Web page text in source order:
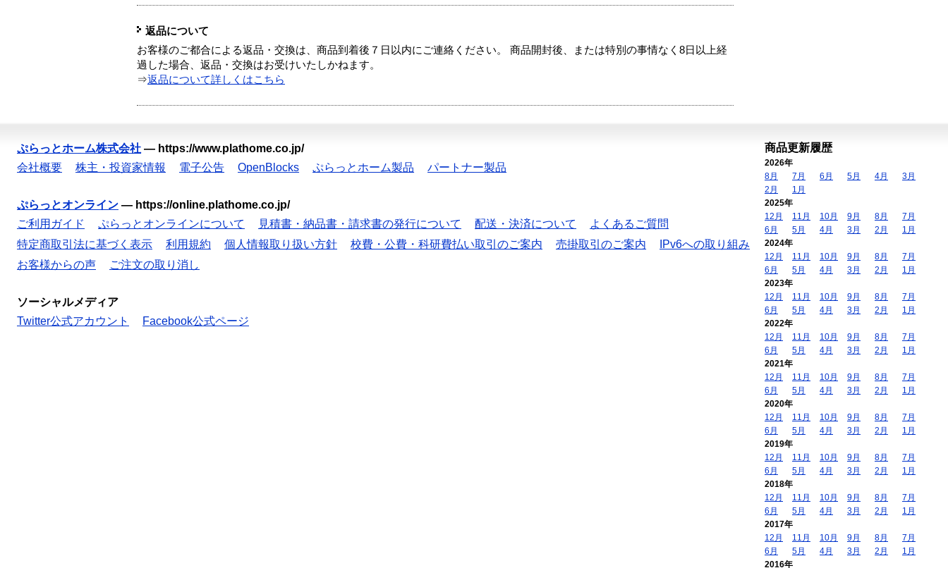
返品について
お客様のご都合による返品・交換は、商品到着後７日以内にご連絡ください。 商品開封後、または特別の事情なく8日以上経
過した場合、返品・交換はお受けいたしかねます。
⇒返品について詳しくはこちら
ぷらっとホーム株式会社 — https://www.plathome.co.jp/
会社概要
株主・投資家情報 電子公告 OpenBlocks ぷらっとホーム製品 パートナー製品
ぷらっとオンライン — https://online.plathome.co.jp/
ご利用ガイド
ぷらっとオンラインについて 見積書・納品書・請求書の発行について 配送・決済について
よくあるご質問
特定商取引法に基づく表示
利用規約 個人情報取り扱い方針 校費・公費・科研費払い取引のご案内 売掛取引のご案内
IPv6への取り組み
お客様からの声
ご注文の取り消し
ソーシャルメディア
Twitter公式アカウント
Facebook公式ページ
商品更新履歴
2026年
8月
7月 6月 5月 4月
3月
2月
1月
2025年
12月
11月 10月 9月 8月
7月
6月
5月 4月 3月 2月
1月
2024年
12月
11月 10月 9月 8月
7月
6月
5月 4月 3月 2月
1月
2023年
12月
11月 10月 9月 8月
7月
6月
5月 4月 3月 2月
1月
2022年
12月
11月 10月 9月 8月
7月
6月
5月 4月 3月 2月
1月
2021年
12月
11月 10月 9月 8月
7月
6月
5月 4月 3月 2月
1月
2020年
12月
11月 10月 9月 8月
7月
6月
5月 4月 3月 2月
1月
2019年
12月
11月 10月 9月 8月
7月
6月
5月 4月 3月 2月
1月
2018年
12月
11月 10月 9月 8月
7月
6月
5月 4月 3月 2月
1月
2017年
12月
11月 10月 9月 8月
7月
6月
5月 4月 3月 2月
1月
2016年